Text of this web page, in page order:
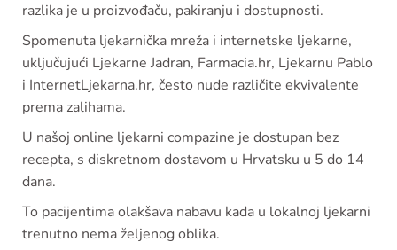
razlika je u proizvođaču, pakiranju i dostupnosti.
Spomenuta ljekarnička mreža i internetske ljekarne,
uključujući Ljekarne Jadran, Farmacia.hr, Ljekarnu Pablo
i InternetLjekarna.hr, često nude različite ekvivalente
prema zalihama.
U našoj online ljekarni compazine je dostupan bez
recepta, s diskretnom dostavom u Hrvatsku u 5 do 14
dana.
To pacijentima olakšava nabavu kada u lokalnoj ljekarni
trenutno nema željenog oblika.